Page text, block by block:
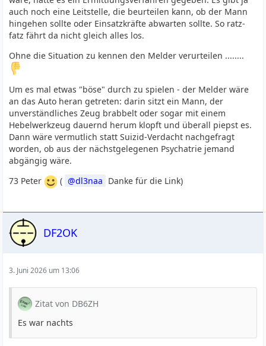
auch noch eine Leitstelle, die beurteilen kann, ob der Mann
hingehen sollte oder Einsatzkräfte abwarten sollte. So ratz-
fatz fährt da nicht gleich alles los.
Ohne die Situation zu kennen den Melder verurteilen ........
Um es mal etwas "böse" durch zu spielen - der Melder wäre
an das Auto heran getreten: darin sitzt ein Mann, der
unverständliches Zeug brabbelt oder sogar mit einem
Hebelwerkzeug dauernd herum klopft und überall piepst es.
Dann wäre vermutlich statt Suizid-Verdacht nachgefragt
worden, ob aus der nächstgelegenen Psychatrie jemand
abgängig wäre.
73 Peter
( dl3naa Danke für die Link)
DF2OK
3. Juni 2026 um 13:06
Zitat von DB6ZH
Es war nachts